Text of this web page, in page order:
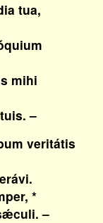
tua,
mihi
–
veritátis
*
–